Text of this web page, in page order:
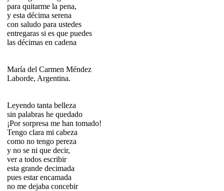
para quitarme la pena,
y esta décima serena
con saludo para ustedes
entregaras si es que puedes
las décimas en cadena
María del Carmen Méndez
Laborde, Argentina.
Leyendo tanta belleza
sin palabras he quedado
¡Por sorpresa me han tomado!
Tengo clara mi cabeza
como no tengo pereza
y no se ni que decir,
ver a todos escribir
esta grande decimada
pues estar encamada
no me dejaba concebir